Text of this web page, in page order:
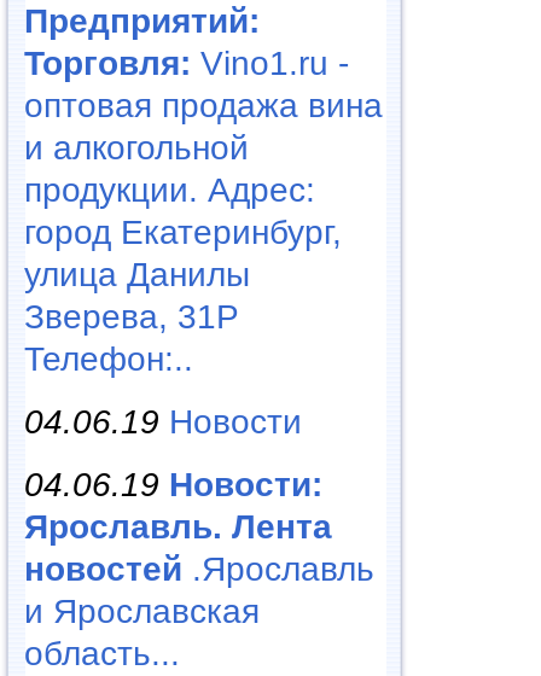
Предприятий:
Торговля: Vino1.ru -
оптовая продажа вина
и алкогольной
продукции. Адрес:
город Екатеринбург,
улица Данилы
Зверева, 31Р
Телефон:..
04.06.19 Новости
04.06.19 Новости:
Ярославль. Лента
новостей .Ярославль
и Ярославская
область...